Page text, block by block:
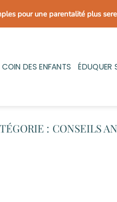
pour une parentalité plus
COIN DES ENFANTS ÉDUQUER
CONSEILS